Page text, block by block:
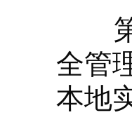
第
全管
本地